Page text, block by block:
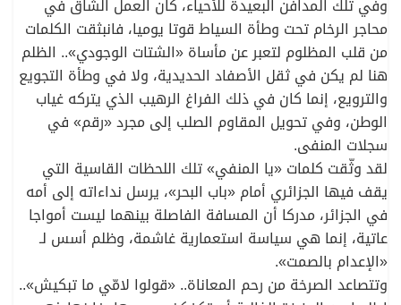
محاجر الرخام تحت وطأة السياط قوتا يوميا، فانبثقت الكلمات
من قلب المظلوم لتعبر عن مأساة «الشتات الوجودي».. الظلم
هنا لم يكن في ثقل الأصفاد الحديدية، ولا في وطأة التجويع
والترويع، إنما كان في ذلك الفراغ الرهيب الذي يتركه غياب
الوطن، وفي تحويل المقاوم الصلب إلى مجرد «رقم» في
سجلات المنفى.
لقد وثّقت كلمات «يا المنفي» تلك اللحظات القاسية التي
يقف فيها الجزائري أمام «باب البحر»، يرسل نداءاته إلى أمه
في الجزائر، مدركا أن المسافة الفاصلة بينهما ليست أمواجا
عاتية، إنما هي سياسة استعمارية غاشمة، وظلم أسس لـ
«الإعدام بالصمت».
وتتصاعد الصرخة من رحم المعاناة.. «قولوا لامّي ما تبكيش»..